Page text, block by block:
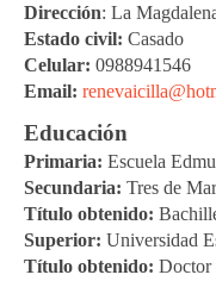
Dirección: La
Estado civil: Casado
Celular: 0988941546
Email:
Educación
Primaria: Escuela
Secundaria: Tres de
Título obtenido:
Superior: Universidad
Título obtenido: Doctor